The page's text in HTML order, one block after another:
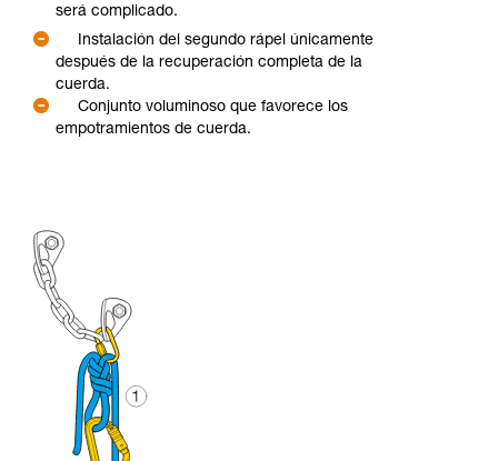
será complicado.
Instalación del segundo rápel únicamente
después de la recuperación completa de la
cuerda.
Conjunto voluminoso que favorece los
empotramientos de cuerda.